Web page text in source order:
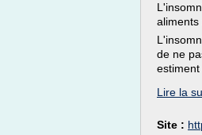
aliments
de ne
estiment
Lire la
Site :